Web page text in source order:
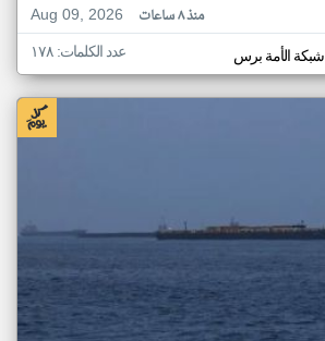
Aug 09, 2026
منذ ٨ ساعات
شبكة الأمة برس عدد الكلمات: ١٧٨